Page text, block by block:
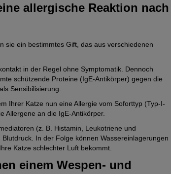
allergische Reaktion nach
sie ein bestimmtes Gift, das aus verschiedenen
in der Regel ohne Symptomatik. Dennoch
schützende Proteine (IgE-Antikörper) gegen die
Sensibilisierung.
Ihrer Katze nun eine Allergie vom Soforttyp (Typ-I-
Allergene an die IgE-Antikörper.
(z. B. Histamin, Leukotriene und
In der Folge können Wassereinlagerungen
Katze schlechter Luft bekommt.
einem Wespen- und